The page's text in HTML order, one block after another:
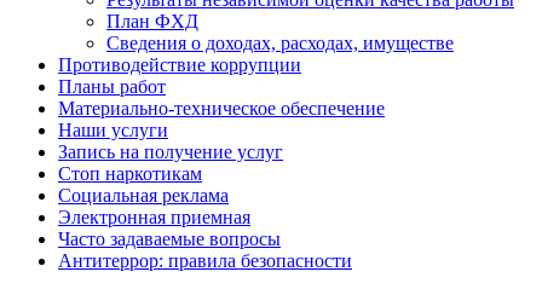
План ФХД
Сведения о доходах, расходах, имуществе
Противодействие коррупции
Планы работ
Материально-техническое обеспечение
Наши услуги
Запись на получение услуг
Стоп наркотикам
Социальная реклама
Электронная приемная
Часто задаваемые вопросы
Антитеррор: правила безопасности